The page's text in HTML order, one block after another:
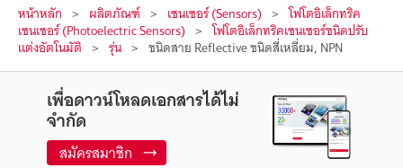
หน้าหลัก ผลิตภัณฑ์ เซนเซอร์ (Sensors) โฟโตอิเล็กทริค
เซนเซอร์ (Photoelectric Sensors) โฟโตอิเล็กทริคเซนเซอร์ชนิดปรับ
แต่งอัตโนมัติ รุ่น ชนิดสาย Reflective ชนิดสี่เหลี่ยม, NPN
เพื่อดาวน์โหลดเอกสารได้ไม่
จำกัด
สมัครสมาชิก